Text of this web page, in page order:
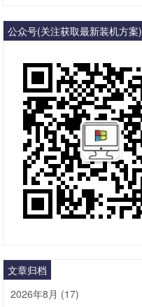
公众号(关注获取最新装机方案)
文章归档
2026年8月 (17)